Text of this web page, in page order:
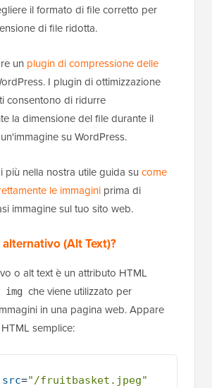
il formato di file corretto per
di file ridotta.
un plugin di compressione delle
I plugin di ottimizzazione
consentono di ridurre
la dimensione del file durante il
su WordPress.
più nella nostra utile guida su come
le immagini prima di
immagine sul tuo sito web.
(Alt Text)?
o alt text è un attributo HTML
img che viene utilizzato per
in una pagina web. Appare
semplice:
src="/fruitbasket.jpeg"